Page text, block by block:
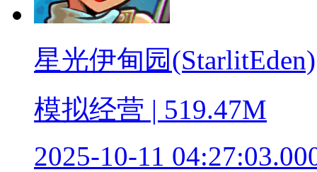
星光伊甸园(StarlitEden)
模拟经营 | 519.47M
2025-10-11